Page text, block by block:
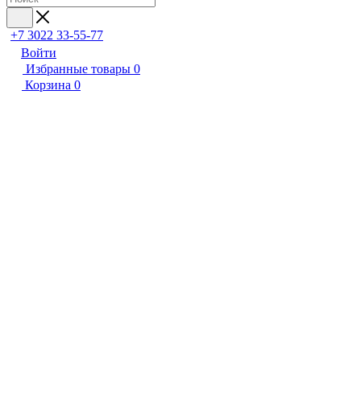
+7 3022 33-55-77
Войти
Избранные товары 0
Корзина 0